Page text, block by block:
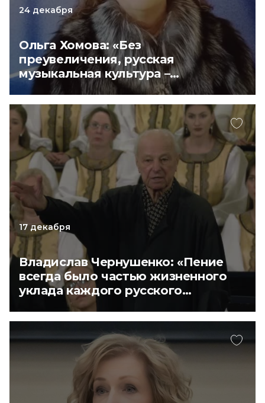
24 декабря
Ольга Хомова: «Без
преувеличения, русская
музыкальная культура –
сильнейшая в мире»
17 декабря
Владислав Чернушенко: «Пение
всегда было частью жизненного
уклада каждого русского
человека»